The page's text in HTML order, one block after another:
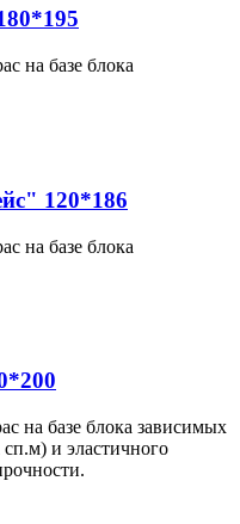
на базе блока
120*186
на базе блока
на базе блока зависимых
и эластичного